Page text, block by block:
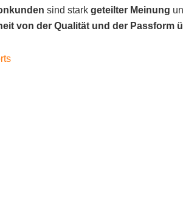
sind stark geteilter Meinung
von der Qualität und der Passform